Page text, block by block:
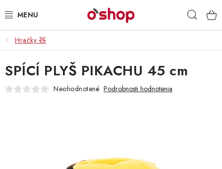
na
OSOBNÁ STAROSTLIVOSŤ
POTRAVINY
HRAČKY 🧸
Hračky 🧸
SPÍCÍ PLYŠ PIKACHU 45 cm
Neohodnotené Podrobnosti hodnotenia